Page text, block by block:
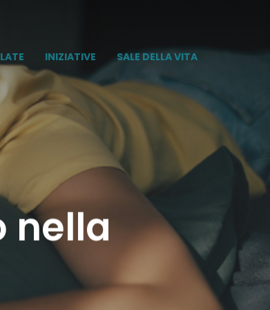
INIZIATIVE SALE DELLA VITA
nella